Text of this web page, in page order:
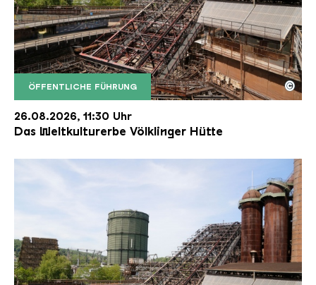
ÖFFENTLICHE FÜHRUNG
Der Erzschrägaufzug der Völklinger Hütte mit
Copyright: Weltkulturerbe Völklinger Hütte | Karl
©
26.08.2026, 11:30 Uhr
Das Weltkulturerbe Völklinger Hütte